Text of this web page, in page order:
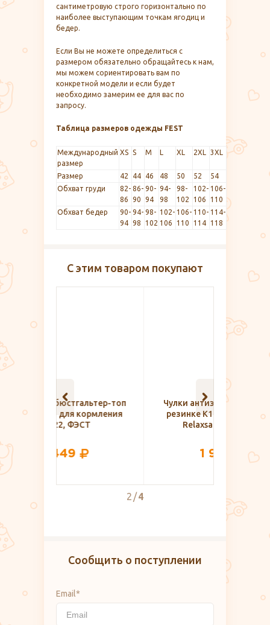
сантиметровую строго горизонтально по
наиболее выступающим точкам ягодиц и
бедер.
Если Вы не можете определиться с
размером обязательно обращайтесь к нам,
мы можем сориентировать вам по
конкретной модели и если будет
необходимо замерим ее для вас по
запросу.
Таблица размеров одежды FEST
Международный
размер
XS S M L XL 2XL 3XL
Размер 42 44 46 48 50 52
54
Обхват груди
82-
86
86-
90
90-
94
94-
98
98-
102
102-
106
106-
110
Обхват бедер
90-
94
94-
98
98-
102
102-
106
106-
110
110-
114
114-
118
С этим товаром покупают
Чулки антиэмболические на
резинке К1 AE20 Cтандарт,
2 4
Сообщить о поступлении
Email*